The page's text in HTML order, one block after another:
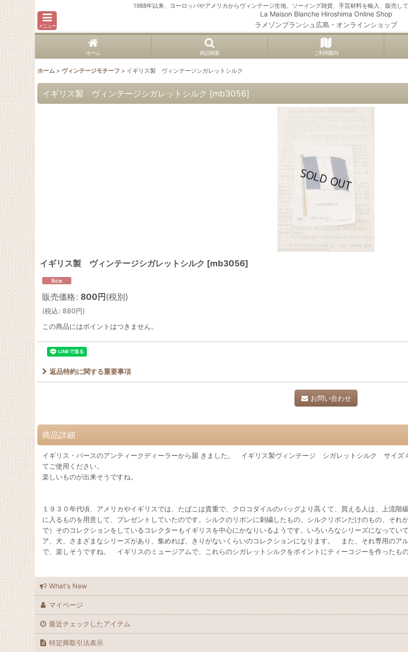
1988年以来、ヨーロッパやアメリカからヴィンテージ生地、ソーイング雑貨、手芸材料を輸入、販売し
メニュー
La Maison Blanche Hiroshima Online Shop
ラメゾンブランシュ広島・オンラインショップ
ホーム 商品検索 ご利用案内
ホーム > ヴィンテージモチーフ > イギリス製 ヴィンテージシガレットシルク
イギリス製 ヴィンテージシガレットシルク [mb3056]
イギリス製 ヴィンテージシガレットシルク [mb3056]
販売価格: 800円(税別)
(税込: 880円)
この商品にはポイントはつきません。
返品特約に関する重要事項
お問い合わせ
商品詳細
イギリス・バースのアンティークディーラーから届 きました。 イギリス製ヴィンテージ シガレットシルク サイズ
てご使用ください。
楽しいものが出来そうですね。
１９３０年代頃、アメリカやイギリスでは、たばこは貴重で、クロコダイルのバッグより高くて、買える人は、上流
に入るものを用意して、プレゼントしていたのです。シルクのリボンに刺繍したもの、シルクリボンだけのもの、そ
で）そのコレクションをしているコレクターもイギリスを中心にかなりいるようです。いろいろなシリーズになって
ア、犬、さまざまなシリーズがあり、集めれば、きりがないくらいのコレクションになります。 また、それ専用の
で、楽しそうですね。 イギリスのミュージアムで、これらのシガレットシルクをポイントにティーコジーを作ったも
What's New
マイページ
最近チェックしたアイテム
特定商取引法表示